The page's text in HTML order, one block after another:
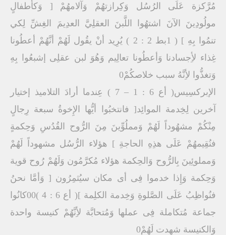
مُرَّكزة عَلَى الرُسُل وَكِرازتهُمْ وَآلامهُمْ [ وَكأطفالٍ
مولُودِينَ الآنَ اشتهُوا اللَّبنَ العقلِيَّ العدِيمَ الغِشِّ لِكي
تنمُوا بِهِ ] ( 1بط 2 : 2 ) يُرِيد أنْ يقُول لَهُمْ أنَّهُمْ أعطُونا
غِذاء لأِجسادنا وَأعطُونا تعالِيم وَهُوَ لبن عقلِى إشبعُوا بِهِ
وَتغذُّوا لأِنَّهُ سبب خلاصكُمْ0
الإبركسِيس( أع 6 : 1 – 7 ) عِندما أرادَ التلاميذ إختيار
آخرين لِخِدمة الموائِد[ فانتخبُوا أيُّها الإِخوةُ سبعة رِجالٍ
مِنْكُمْ مشهُوداً لَهُمْ وَمملُوِّينَ مِنَ الرُّوح القُدُسِ وَحِكمةٍ
فنُقِيمهُمْ عَلَى هذِهِ الحاجةِ ] هؤلاء الرُّسُل مشهوداً لَهُمْ
وَمملوئِينَ بِالرُّوح وَالحِكمة هؤلاء مُكرَّمُون وَلَهُمْ رُوح قوية
وَحِكمة وَإِذا خدموا فِى أى مكان سيُثمِرُون [ وَأمَّا نحنُ
فنُواظِبُ عَلَى الصَّلوةِ وَخِدمة الكلِمة ]( أع 6 : 4 )00كانُوا
جماعة مُتكاملة فِى عملها وَمُتحابَّة لأِنَّهُمْ كنيسة واحدة
وَالكنيسة شهدت لَهُمْ0